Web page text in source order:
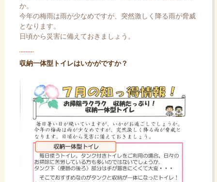
か。
今年の梅雨は雨が少なめですが、突然激しく降る雨が脅威
となります。
日頃から災害に備えておきましょう。
収納一体型トイレはいかがですか？